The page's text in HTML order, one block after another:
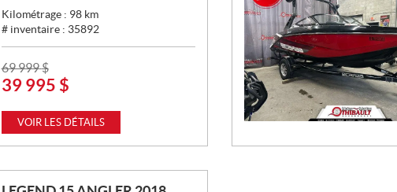
Kilométrage : 98 km
# inventaire : 35892
P
R
69 999$
39 995 $
VOIR LES DÉTAILS